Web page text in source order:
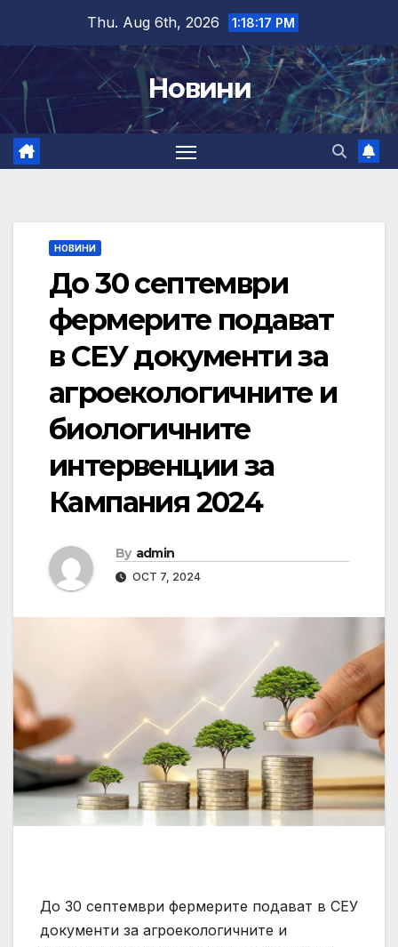
content
Thu. Aug 6th, 2026 1:18:18 PM
Новини
НОВИНИ
До 30 септември
фермерите подават
в СЕУ документи за
агроекологичните и
биологичните
интервенции за
Кампания 2024
By admin
OCT 7, 2024
До 30 септември фермерите подават в СЕУ
документи за агроекологичните и